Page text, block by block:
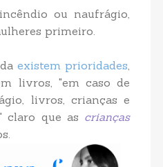
ou naufrágio,
primeiro.
existem prioridades
livros, "em caso de
livros, crianças e
claro que as crianças